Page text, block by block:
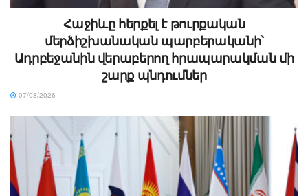
Հաջիևը հերքել է թուրքական
մերձիշխանական պարբերականի՝
Ադրբեջանին վերաբերող հրապարակման մի
շարք պնդումներ
07/08/2026